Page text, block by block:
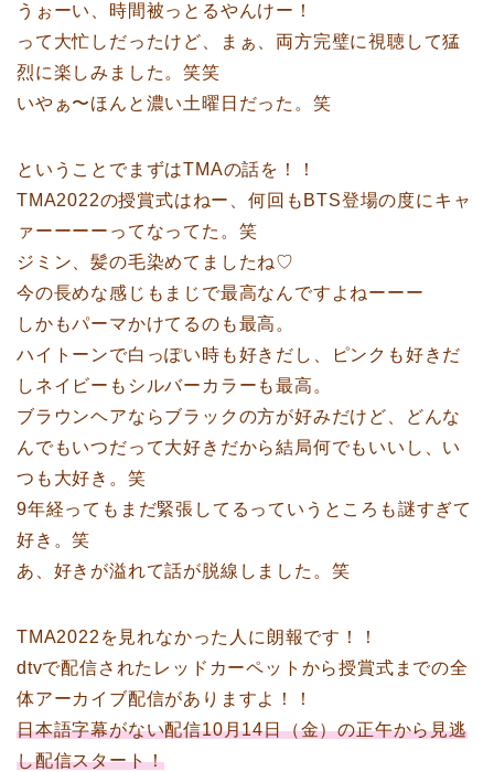
うぉーい、時間被っとるやんけー！
って大忙しだったけど、まぁ、両方完璧に視聴して猛
烈に楽しみました。笑笑
いやぁ〜ほんと濃い土曜日だった。笑
ということでまずはTMAの話を！！
TMA2022の授賞式はねー、何回もBTS登場の度にキャ
ァーーーーってなってた。笑
ジミン、髪の毛染めてましたね♡
今の長めな感じもまじで最高なんですよねーーー
しかもパーマかけてるのも最高。
ハイトーンで白っぽい時も好きだし、ピンクも好きだ
しネイビーもシルバーカラーも最高。
ブラウンヘアならブラックの方が好みだけど、どんな
んでもいつだって大好きだから結局何でもいいし、い
つも大好き。笑
9年経ってもまだ緊張してるっていうところも謎すぎて
好き。笑
あ、好きが溢れて話が脱線しました。笑
TMA2022を見れなかった人に朗報です！！
dtvで配信されたレッドカーペットから授賞式までの全
体アーカイブ配信がありますよ！！
日本語字幕がない配信10月14日（金）の正午から見逃
し配信スタート！